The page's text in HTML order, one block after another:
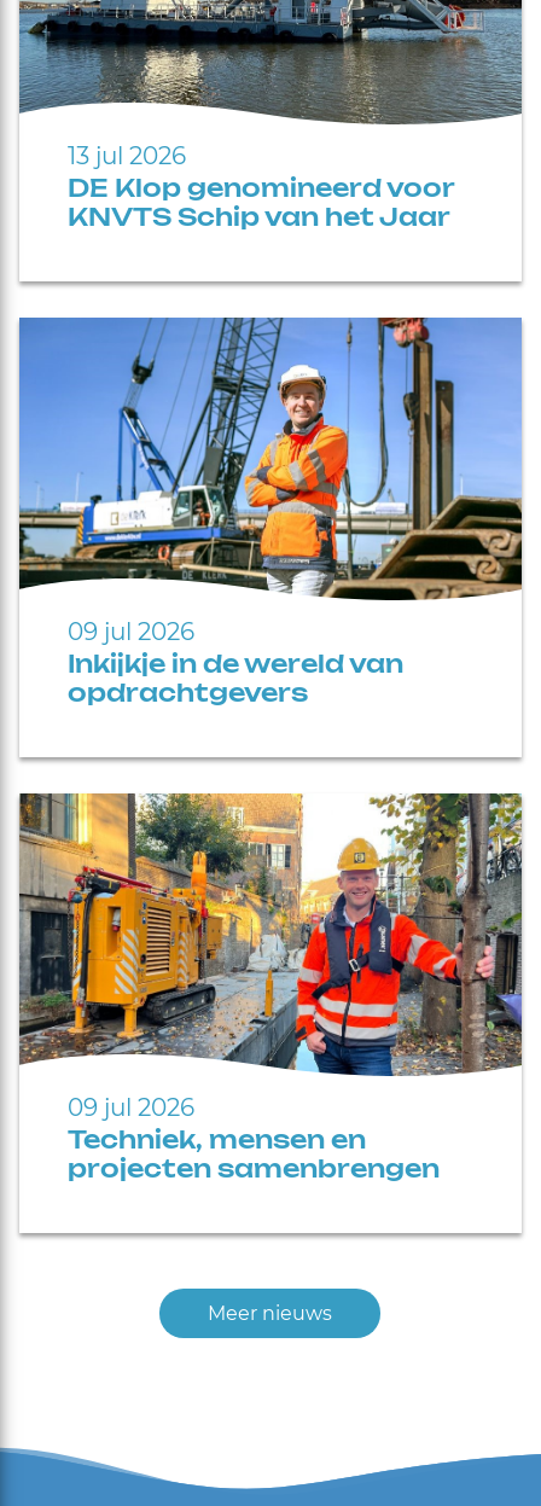
13 jul 2026
DE Klop genomineerd voor
KNVTS Schip van het Jaar
09 jul 2026
Inkijkje in de wereld van
opdrachtgevers
09 jul 2026
Techniek, mensen en
projecten samenbrengen
Meer nieuws